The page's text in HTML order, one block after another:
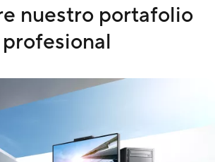
nuestro portafolio
profesional